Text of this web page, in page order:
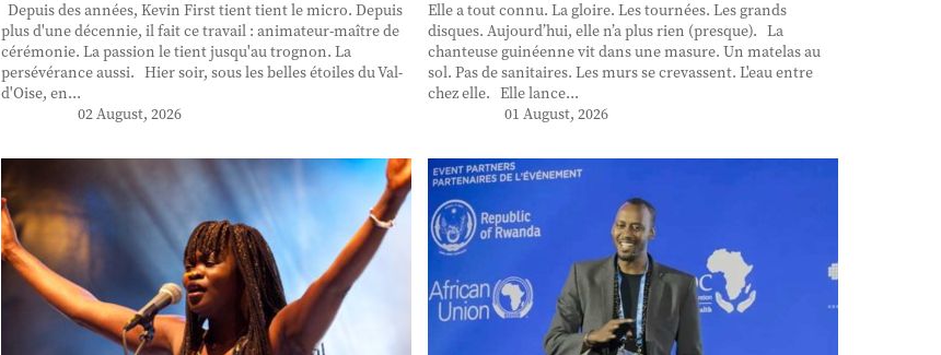
Depuis des années, Kevin First tient tient le micro. Depuis
plus d'une décennie, il fait ce travail : animateur-maître de
cérémonie. La passion le tient jusqu'au trognon. La
persévérance aussi. Hier soir, sous les belles étoiles du Val-
d'Oise, en...
02 August, 2026
Elle a tout connu. La gloire. Les tournées. Les grands
disques. Aujourd’hui, elle n’a plus rien (presque). La
chanteuse guinéenne vit dans une masure. Un matelas au
sol. Pas de sanitaires. Les murs se crevassent. L'eau entre
chez elle. Elle lance...
01 August, 2026